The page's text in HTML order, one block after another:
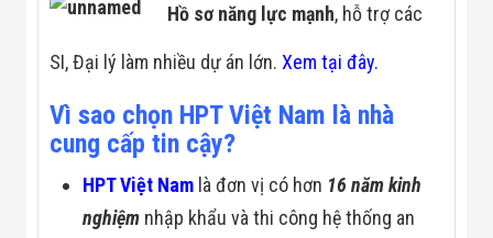
Hồ sơ năng lực mạnh, hỗ trợ các
SI, Đại lý làm nhiều dự án lớn.Xem tại đây.
Vì sao chọn HPT Việt Nam là nhà
cung cấp tin cậy?
HPT Việt Nam là đơn vị có hơn 16 năm kinh
nghiệm nhập khẩu và thi công hệ thống an